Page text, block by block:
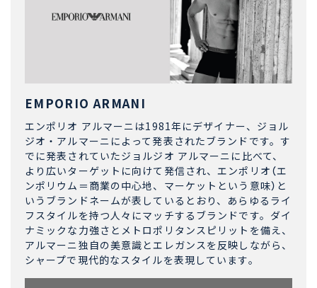
EMPORIO ARMANI
エンポリオ アルマーニは1981年にデザイナー、ジョル
ジオ・アルマーニによって発表されたブランドです。す
でに発表されていたジョルジオ アルマーニに比べて、
より広いターゲットに向けて発信され、エンポリオ（エ
ンポリウム＝商業の中心地、マーケットという意味）と
いうブランドネームが表しているとおり、あらゆるライ
フスタイルを持つ人々にマッチするブランドです。ダイ
ナミックな力強さとメトロポリタンスピリットを備え、
アルマーニ独自の美意識とエレガンスを反映しながら、
シャープで現代的なスタイルを表現しています。